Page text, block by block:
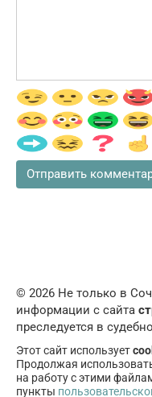
© 2026 Не только в
информации с сайта
преследуется в
Этот сайт использует
Продолжая
на работу с этими
пункты